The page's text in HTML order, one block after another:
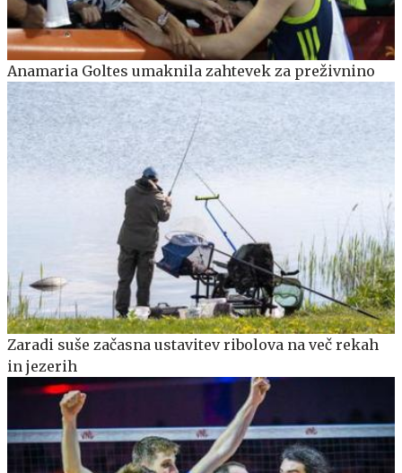
Anamaria Goltes umaknila zahtevek za preživnino
Zaradi suše začasna ustavitev ribolova na več rekah
in jezerih